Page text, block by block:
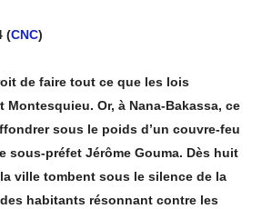
(CNC)
de faire tout ce que les lois
Montesquieu. Or, à Nana-Bakassa, ce
sous le poids d’un couvre-feu
sous-préfet Jérôme Gouma. Dès huit
ville tombent sous le silence de la
habitants résonnant contre les